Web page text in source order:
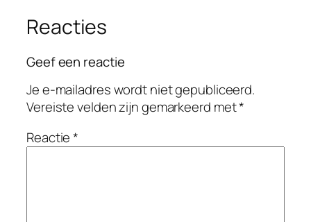
Reacties
Geef een reactie
Je e-mailadres wordt niet gepubliceerd.
Vereiste velden zijn gemarkeerd met*
Reactie*